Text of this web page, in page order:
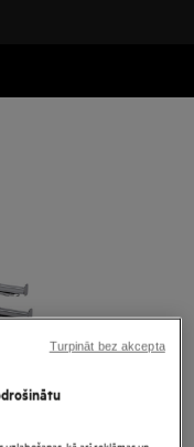
Turpināt bez akcepta